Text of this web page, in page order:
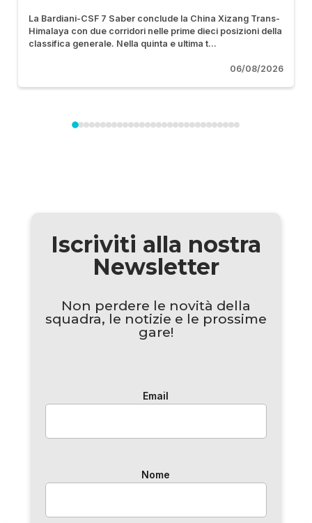
La Bardiani-CSF 7 Saber conclude la China Xizang Trans-
Himalaya con due corridori nelle prime dieci posizioni della
classifica generale. Nella quinta e ultima t...
06/08/2026
Iscriviti alla nostra
Newsletter
Non perdere le novità della
squadra, le notizie e le prossime
gare!
Email
Nome